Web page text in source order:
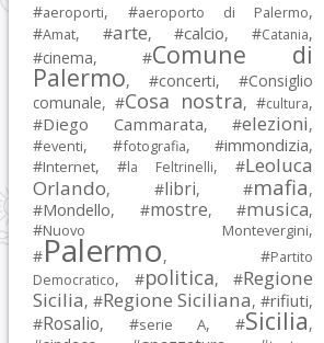
#aeroporti, #aeroporto di Palermo,
#Amat, #arte, #calcio, #Catania,
#cinema, #Comune di
Palermo, #concerti, #Consiglio
comunale, #Cosa nostra, #cultura,
#Diego Cammarata, #elezioni,
#eventi, #fotografia, #immondizia,
#Internet, #la Feltrinelli, #Leoluca
Orlando, #libri, #mafia,
#Mondello, #mostre, #musica,
#Nuovo Montevergini,
#Palermo, #Partito
Democratico, #politica, #Regione
Sicilia, #Regione Siciliana, #rifiuti,
#Rosalio, #serie A, #Sicilia,